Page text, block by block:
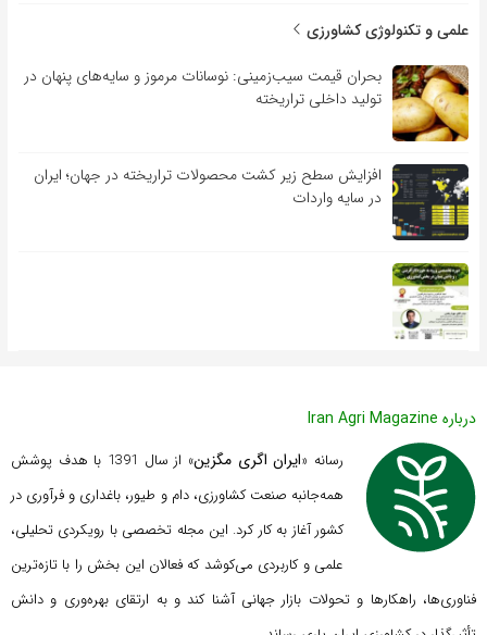
علمی و تکنولوژی کشاورزی
بحران قیمت سیب‌زمینی: نوسانات مرموز و سایه‌های پنهان در
تولید داخلی تراریخته
افزایش سطح زیر کشت محصولات تراریخته در جهان؛ ایران
در سایه واردات
درباره Iran Agri Magazine
رسانه «ایران اگری مگزین
» از سال 1391 با هدف پوشش
همه‌جانبه صنعت کشاورزی، دام و طیور، باغداری و فرآوری در
کشور آغاز به کار کرد. این مجله تخصصی با رویکردی تحلیلی،
علمی و کاربردی می‌کوشد که فعالان این بخش را با تازه‌ترین
فناوری‌ها، راهکارها و تحولات بازار جهانی آشنا کند و به ارتقای بهره‌وری و دانش